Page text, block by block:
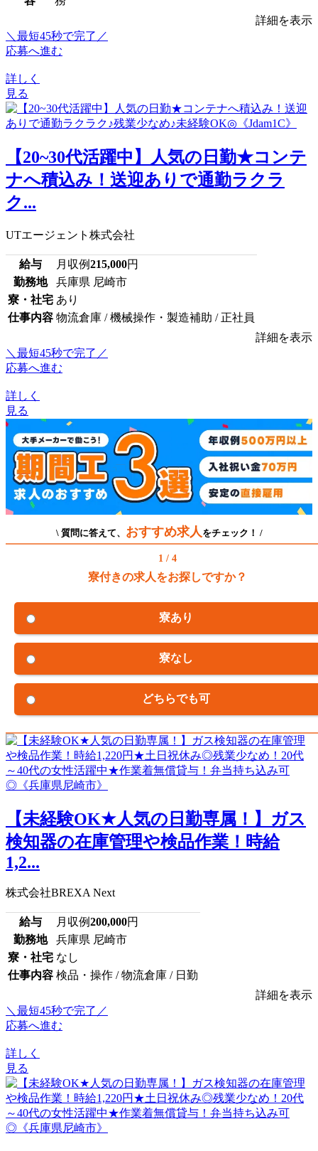
詳細を表示
＼最短45秒で完了／
応募へ進む
詳しく
見る
【20~30代活躍中】人気の日勤★コンテ
ナへ積込み！送迎ありで通勤ラクラ
ク...
UTエージェント株式会社
給与 月収例215,000円
勤務地
兵庫県 尼崎市
寮・社宅 あり
仕事内容 物流倉庫 / 機械操作・製造補助 / 正社員
詳細を表示
＼最短45秒で完了／
応募へ進む
詳しく
見る
\ 質問に答えて、 おすすめ求人 をチェック！ /
1 / 4
寮付きの求人をお探しですか？
寮あり
寮なし
どちらでも可
【未経験OK★人気の日勤専属！】ガス
検知器の在庫管理や検品作業！時給
1,2...
株式会社BREXA Next
給与 月収例200,000円
勤務地
兵庫県 尼崎市
寮・社宅 なし
仕事内容 検品・操作 / 物流倉庫 / 日勤
詳細を表示
＼最短45秒で完了／
応募へ進む
詳しく
見る